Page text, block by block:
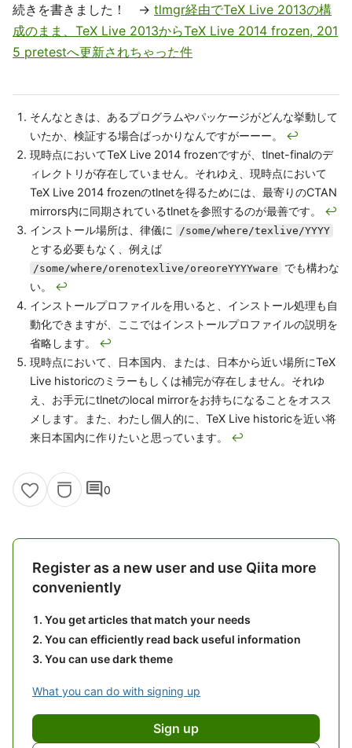
続きを書きました！ → tlmgr経由でTeX Live 2013の構
成のまま、TeX Live 2013からTeX Live 2014 frozen, 201
5 pretestへ更新されちゃった件
そんなときは、あるプログラムやパッケージがどんな挙動して
いたか、検証する場合ばっかりなんですがーーー。 ↩
現時点においてTeX Live 2014 frozenですが、tlnet-finalのデ
ィレクトリが存在していません。それゆえ、現時点において
TeX Live 2014 frozenのtlnetを得るためには、最寄りのCTAN
mirrors内に同期されているtlnetを参照するのが最善です。 ↩
インストール場所は、律儀に
/some/where/texlive/YYYY
とする必要もなく、例えば
/some/where/orenotexlive/oreoreYYYYware
でも構わな
い。 ↩
インストールプロファイルを用いると、インストール処理も自
動化できますが、ここではインストールプロファイルの説明を
省略します。 ↩
現時点において、日本国内、または、日本から近い場所にTeX
Live historicのミラーもしくは補完が存在しません。それゆ
え、お手元にtlnetのlocal mirrorをお持ちになることをオスス
メします。また、わたし個人的に、TeX Live historicを近い将
来日本国内に作りたいと思っています。 ↩
comment0
Register as a new user and use Qiita more
conveniently
You get articles that match your needs
You can efficiently read back useful information
You can use dark theme
What you can do with signing up
Sign up